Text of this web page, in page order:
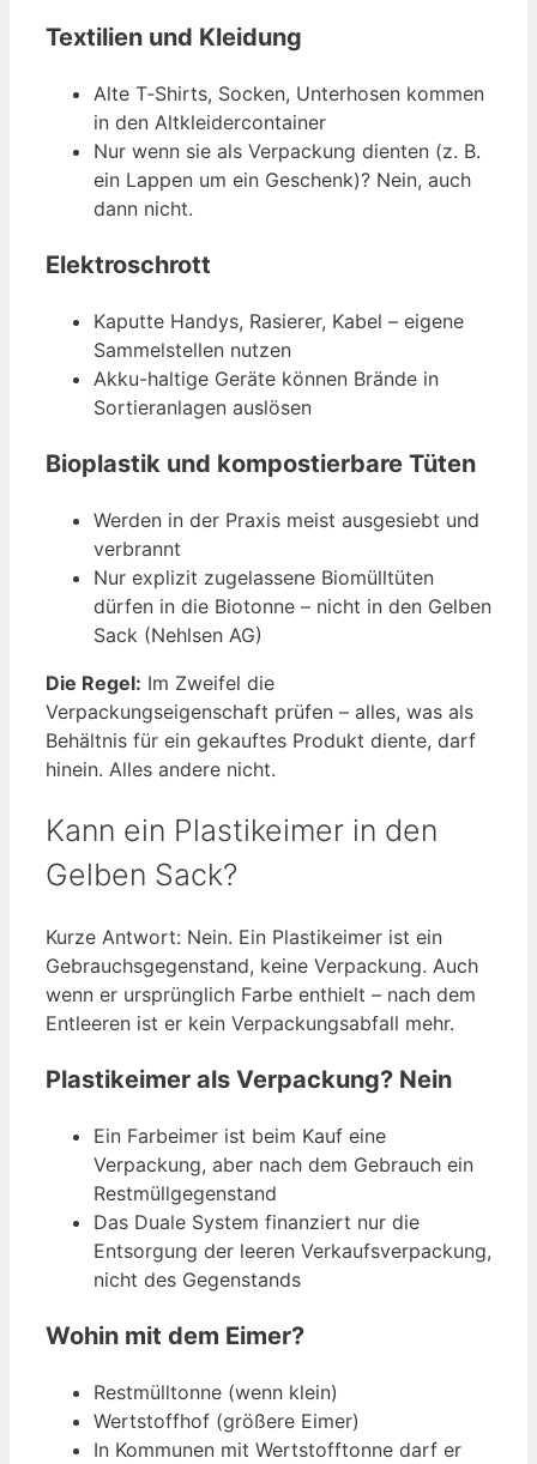
Textilien und Kleidung
Alte T‑Shirts, Socken, Unterhosen kommen
in den Altkleidercontainer
Nur wenn sie als Verpackung dienten (z. B.
ein Lappen um ein Geschenk)? Nein, auch
dann nicht.
Elektroschrott
Kaputte Handys, Rasierer, Kabel – eigene
Sammelstellen nutzen
Akku-haltige Geräte können Brände in
Sortieranlagen auslösen
Bioplastik und kompostierbare Tüten
Werden in der Praxis meist ausgesiebt und
verbrannt
Nur explizit zugelassene Biomülltüten
dürfen in die Biotonne – nicht in den Gelben
Sack (Nehlsen AG)
Die Regel: Im Zweifel die
Verpackungseigenschaft prüfen – alles, was als
Behältnis für ein gekauftes Produkt diente, darf
hinein. Alles andere nicht.
Kann ein Plastikeimer in den
Gelben Sack?
Kurze Antwort: Nein. Ein Plastikeimer ist ein
Gebrauchsgegenstand, keine Verpackung. Auch
wenn er ursprünglich Farbe enthielt – nach dem
Entleeren ist er kein Verpackungsabfall mehr.
Plastikeimer als Verpackung? Nein
Ein Farbeimer ist beim Kauf eine
Verpackung, aber nach dem Gebrauch ein
Restmüllgegenstand
Das Duale System finanziert nur die
Entsorgung der leeren Verkaufsverpackung,
nicht des Gegenstands
Wohin mit dem Eimer?
Restmülltonne (wenn klein)
Wertstoffhof (größere Eimer)
In Kommunen mit Wertstofftonne darf er